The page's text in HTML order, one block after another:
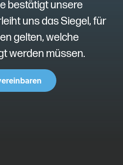
bestätigt unsere
uns das Siegel, für
gelten, welche
werden müssen.